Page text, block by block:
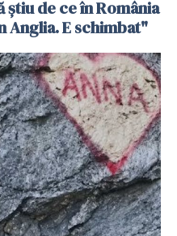
știu de ce în România
Anglia. E schimbat"